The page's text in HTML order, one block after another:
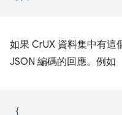
如果 CrUX 資料集中有這
JSON 編碼的回應。例如
{